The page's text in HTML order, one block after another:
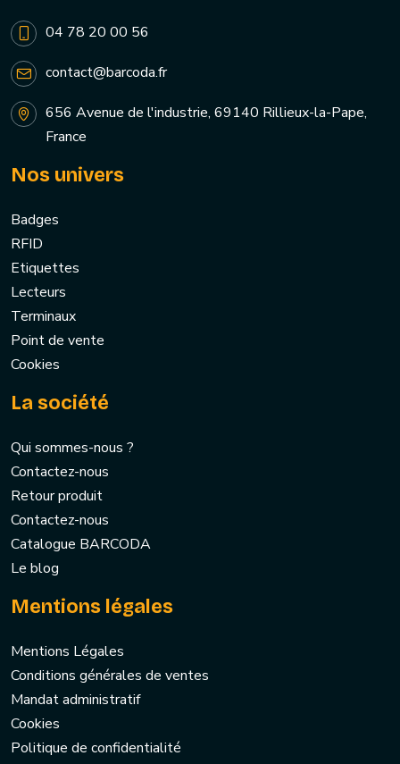
04 78 20 00 56
contact@barcoda.fr
656 Avenue de l'industrie, 69140 Rillieux-la-Pape,
France
Nos univers
Badges
RFID
Etiquettes
Lecteurs
Terminaux
Point de vente
Cookies
La société
Qui sommes-nous ?
Contactez-nous
Retour produit
Contactez-nous
Catalogue BARCODA
Le blog
Mentions légales
Mentions Légales
Conditions générales de ventes
Mandat administratif
Cookies
Politique de confidentialité